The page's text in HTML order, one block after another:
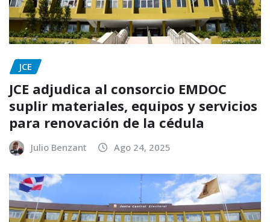
JCE
JCE adjudica al consorcio EMDOC
suplir materiales, equipos y servicios
para renovación de la cédula
Julio Benzant Ago 24, 2025